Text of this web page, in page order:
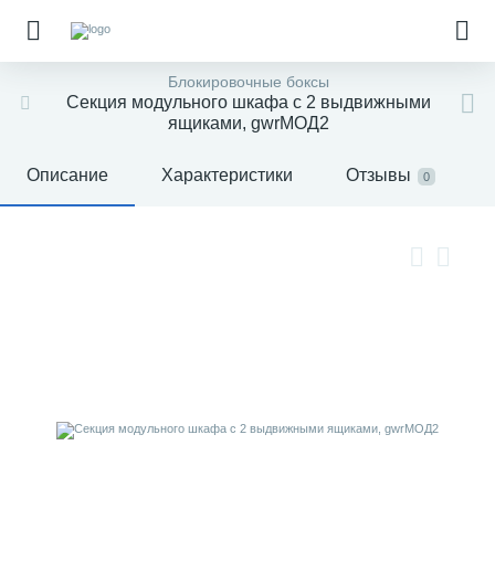
Блокировочные боксы
Секция модульного шкафа с 2 выдвижными
ящиками, gwrМОД2
Описание Характеристики Отзывы 0